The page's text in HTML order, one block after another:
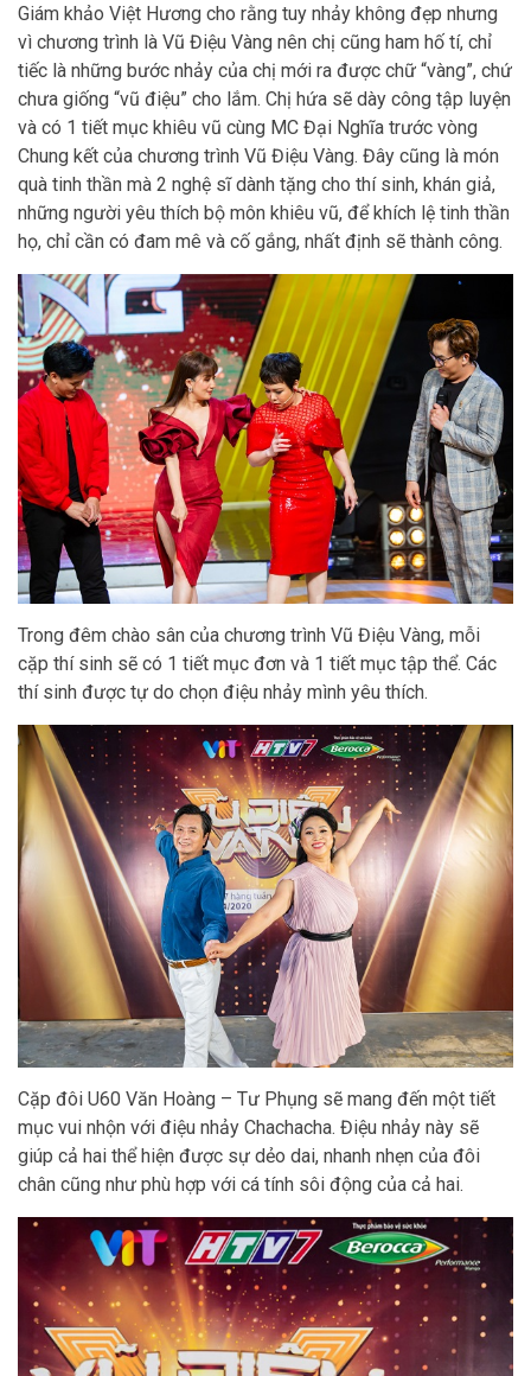
Giám khảo Việt Hương cho rằng tuy nhảy không đẹp nhưng
vì chương trình là Vũ Điệu Vàng nên chị cũng ham hố tí, chỉ
tiếc là những bước nhảy của chị mới ra được chữ “vàng”, chứ
chưa giống “vũ điệu” cho lắm. Chị hứa sẽ dày công tập luyện
và có 1 tiết mục khiêu vũ cùng MC Đại Nghĩa trước vòng
Chung kết của chương trình Vũ Điệu Vàng. Đây cũng là món
quà tinh thần mà 2 nghệ sĩ dành tặng cho thí sinh, khán giả,
những người yêu thích bộ môn khiêu vũ, để khích lệ tinh thần
họ, chỉ cần có đam mê và cố gắng, nhất định sẽ thành công.
Trong đêm chào sân của chương trình Vũ Điệu Vàng, mỗi
cặp thí sinh sẽ có 1 tiết mục đơn và 1 tiết mục tập thể. Các
thí sinh được tự do chọn điệu nhảy mình yêu thích.
Cặp đôi U60 Văn Hoàng – Tư Phụng sẽ mang đến một tiết
mục vui nhộn với điệu nhảy Chachacha. Điệu nhảy này sẽ
giúp cả hai thể hiện được sự dẻo dai, nhanh nhẹn của đôi
chân cũng như phù hợp với cá tính sôi động của cả hai.